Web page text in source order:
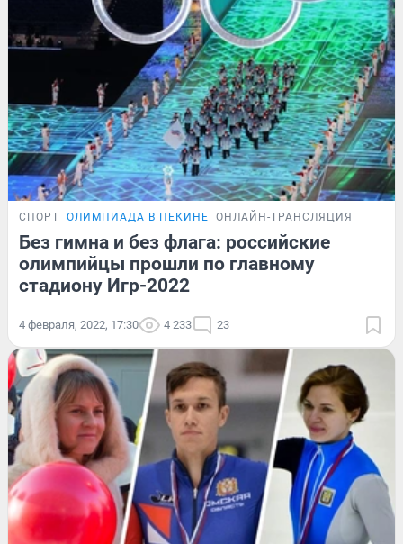
СПОРТ ОЛИМПИАДА В ПЕКИНЕ ОНЛАЙН-ТРАНСЛЯЦИЯ
Без гимна и без флага: российские
олимпийцы прошли по главному
стадиону Игр-2022
4 февраля, 2022, 17:30 4 233 23